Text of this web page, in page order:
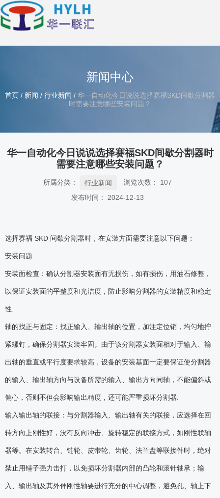
新闻中心
首页 / 新闻 / 行业新闻 / 华一自动化今日说说选择赛福SKD间歇分割器
时需要注意哪些安装问题？
华一自动化今日说说选择赛福SKD间歇分割器时
需要注意哪些安装问题？
所属分类： 行业新闻 浏览次数： 107
发布时间： 2024-12-13
选择赛福 SKD 间歇分割器时，在安装方面需要注意以下问题：
安装问题
安装面检查：确认分割器安装面有无损伤，如有损伤，用油石修整，
以保证安装面的平整度和光洁度，防止影响分割器的安装精度和稳定
性.
轴的找正与固定：找正输入、输出轴的位置，加注定位销，均匀地拧
紧螺钉，确保分割器安装牢固。由于该分割器安装面相对于输入、输
出轴的垂直或平行度要求较高，设备的安装基面一定要保证使分割器
的输入、输出轴方向与设备所需的输入、输出方向同轴，不能偏斜或
偏心，否则不但会影响输出精度，还可能严重损坏分割器.
输入输出轴的联接：与分割器输入、输出轴有关的联接，应选择在回
转方向上刚性好，没有反向冲击、旋转稳定的联接方式，如刚性联轴
器等。在安装转台、链轮、皮带轮、齿轮、法兰盘等联接件时，绝对
禁止用锤子强力击打，以免损坏分割器内部的凸轮和滚针轴承；输
入、输出轴及其外伸刚性轴要进行充分的中心调整，避免孔、轴上下